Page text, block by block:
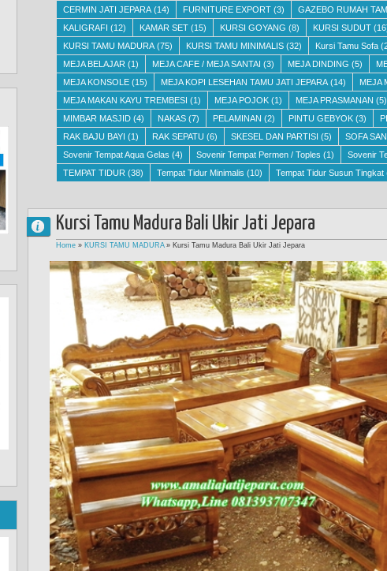
CERMIN JATI JEPARA (14) FURNITURE EXPORT (3) GAZEBO RUMAH
KALIGRAFI (12) KAMAR SET (15) KURSI GOYANG (8) KURSI SUDUT
KURSI TAMU MADURA (75) KURSI TAMU MINIMALIS (32) Kursi Tamu Sofa
MEJA BELAJAR (1) MEJA CAFE / MEJA SANTAI (3) MEJA DINDING (5)
MEJA KONSOLE (15) MEJA KOPI LESEHAN TAMU JATI JEPARA (14) MEJA
MEJA MAKAN KAYU TREMBESI (1) MEJA POJOK (1) MEJA PRASMANAN (5)
MIMBAR MASJID (4) NAKAS (7) PELAMINAN (2) PINTU GEBYOK (3)
RAK BAJU BAYI (1) RAK SEPATU (6) SKESEL DAN PARTISI (5) SOFA
Sovenir Tempat Aqua Gelas (4) Sovenir Tempat Permen / Toples (1) Sovenir
TEMPAT TIDUR (38) Tempat Tidur Minimalis (10) Tempat Tidur Susun Tingkat
Kursi Tamu Madura Bali Ukir Jati Jepara
Home » KURSI TAMU MADURA» Kursi Tamu Madura Bali Ukir Jati Jepara